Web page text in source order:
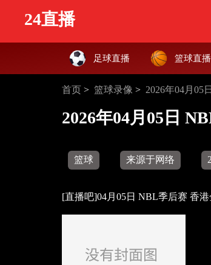
24直播
足球直播 篮球直播
首页 > 篮球录像 > 2026年04月05
2026年04月05日
篮球 来源于网络
[直播吧]04月05日 NBL季后赛 香